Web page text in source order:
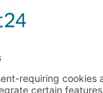
Landtagu